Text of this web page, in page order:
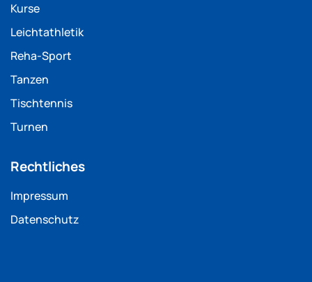
Kurse
Leichtathletik
Reha-Sport
Tanzen
Tischtennis
Turnen
Rechtliches
Impressum
Datenschutz